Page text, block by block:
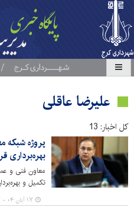
علیرضا عاقلی
کل اخبار: 13
بهره‌برداری
معاون فنی و
۱۷ آبان ۰۴ - ۱۲:۰۷